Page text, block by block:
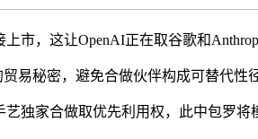
，这让OpenAI正在取谷歌和
秘密，避免合做伙伴构成可替代性
家合做取优先利用权，此中包罗将